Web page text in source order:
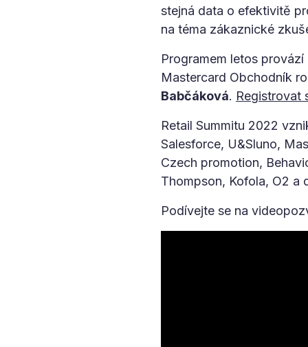
stejná data o efektivitě
na téma zákaznické
Programem letos provází
Mastercard Obchodník
Babčáková. Registrovat
Retail Summitu 2022
Salesforce, U&Sluno,
Czech promotion,
Thompson, Kofola, O2 a
Podívejte se na